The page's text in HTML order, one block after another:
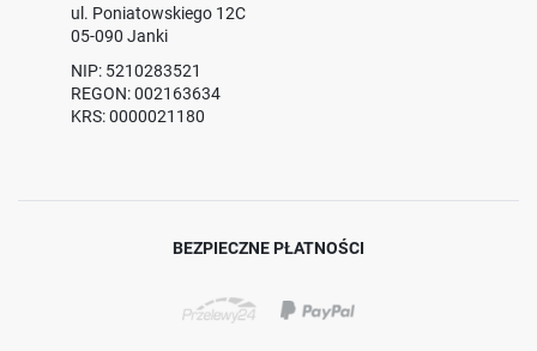
ul. Poniatowskiego 12C
05-090 Janki
NIP: 5210283521
REGON: 002163634
KRS: 0000021180
BEZPIECZNE PŁATNOŚCI